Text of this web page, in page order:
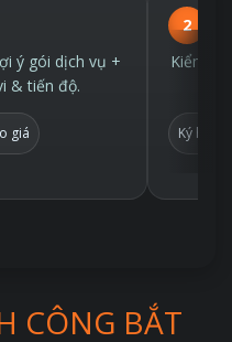
ý gói dịch vụ +
& tiến độ.
giá
2
Kiểm
Ký hợp
CÔNG BẮT